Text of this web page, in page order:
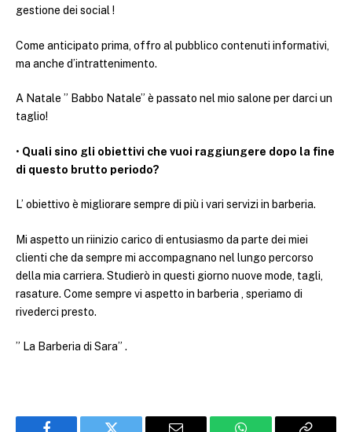
gestione dei social !
Come anticipato prima, offro al pubblico contenuti informativi,
ma anche d’intrattenimento.
A Natale ” Babbo Natale” è passato nel mio salone per darci un
taglio!
• Quali sino gli obiettivi che vuoi raggiungere dopo la fine
di questo brutto periodo?
L’ obiettivo è migliorare sempre di più i vari servizi in barberia.
Mi aspetto un riinizio carico di entusiasmo da parte dei miei
clienti che da sempre mi accompagnano nel lungo percorso
della mia carriera. Studierò in questi giorno nuove mode, tagli,
rasature. Come sempre vi aspetto in barberia , speriamo di
rivederci presto.
” La Barberia di Sara” .